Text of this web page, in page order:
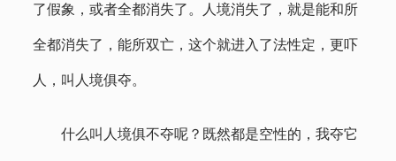
了假象，或者全都消失了。人境消失了，就是能和所
全都消失了，能所双亡，这个就进入了法性定，更吓
人，叫人境俱夺。
什么叫人境俱不夺呢？既然都是空性的，我夺它